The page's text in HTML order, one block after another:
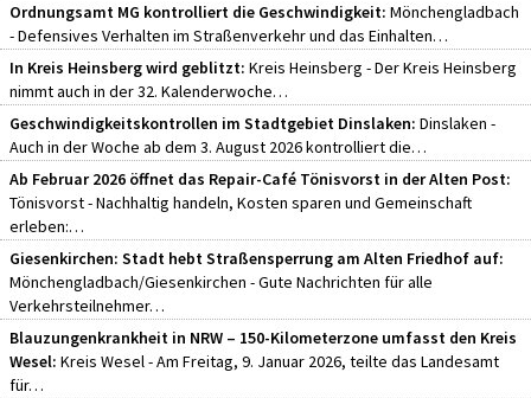
Ordnungsamt MG kontrolliert die Geschwindigkeit: Mönchengladbach
- Defensives Verhalten im Straßenverkehr und das Einhalten…
In Kreis Heinsberg wird geblitzt: Kreis Heinsberg - Der Kreis Heinsberg
nimmt auch in der 32. Kalenderwoche…
Geschwindigkeitskontrollen im Stadtgebiet Dinslaken: Dinslaken -
Auch in der Woche ab dem 3. August 2026 kontrolliert die…
Ab Februar 2026 öffnet das Repair-Café Tönisvorst in der Alten Post:
Tönisvorst - Nachhaltig handeln, Kosten sparen und Gemeinschaft
erleben:…
Giesenkirchen: Stadt hebt Straßensperrung am Alten Friedhof auf:
Mönchengladbach/Giesenkirchen - Gute Nachrichten für alle
Verkehrsteilnehmer…
Blauzungenkrankheit in NRW – 150-Kilometerzone umfasst den Kreis
Wesel: Kreis Wesel - Am Freitag, 9. Januar 2026, teilte das Landesamt
für…